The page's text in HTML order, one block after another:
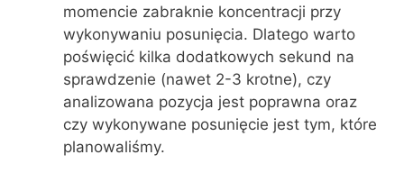
momencie zabraknie koncentracji przy
wykonywaniu posunięcia. Dlatego warto
poświęcić kilka dodatkowych sekund na
sprawdzenie (nawet 2-3 krotne), czy
analizowana pozycja jest poprawna oraz
czy wykonywane posunięcie jest tym, które
planowaliśmy.